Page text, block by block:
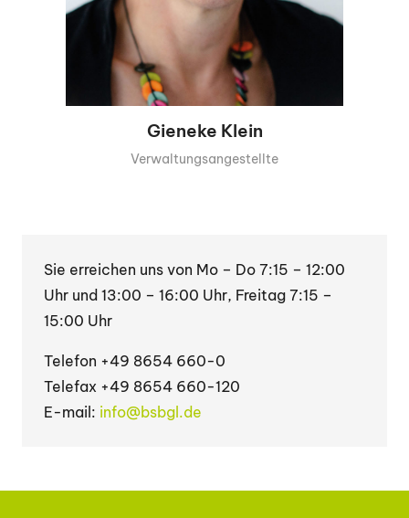
Gieneke Klein
Verwaltungsangestellte
Sie erreichen uns von Mo – Do 7:15 – 12:00
Uhr und 13:00 – 16:00 Uhr, Freitag 7:15 –
15:00 Uhr
Telefon +49 8654 660-0
Telefax +49 8654 660-120
E-mail: info@bsbgl.de